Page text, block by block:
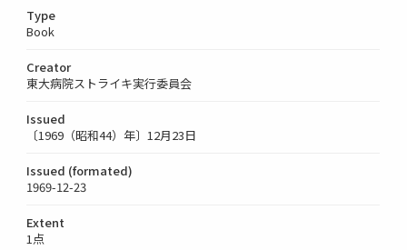
Type
Book
Creator
東大病院ストライキ実行委員会
Issued
〔1969（昭和44）年〕12月23日
Issued (formated)
1969-12-23
Extent
1点